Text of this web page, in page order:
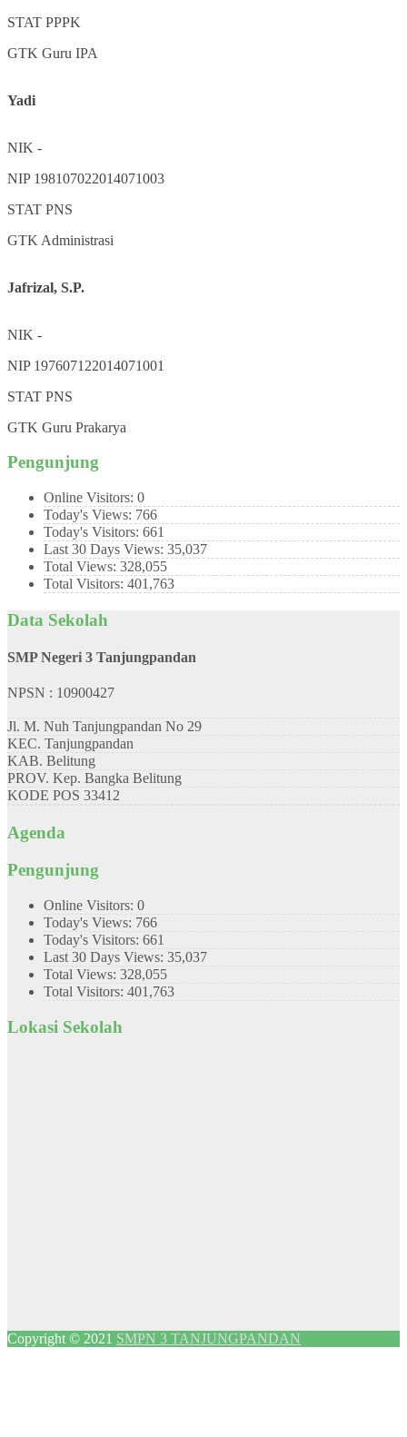
STAT PPPK
GTK Guru IPA
Yadi
NIK -
NIP 198107022014071003
STAT PNS
GTK Administrasi
Jafrizal, S.P.
NIK -
NIP 197607122014071001
STAT PNS
GTK Guru Prakarya
Pengunjung
Online Visitors: 0
Today's Views: 766
Today's Visitors: 661
Last 30 Days Views: 35,037
Total Views: 328,055
Total Visitors: 401,763
Data Sekolah
SMP Negeri 3 Tanjungpandan
NPSN : 10900427
Jl. M. Nuh Tanjungpandan No 29
KEC. Tanjungpandan
KAB. Belitung
PROV. Kep. Bangka Belitung
KODE POS 33412
Agenda
Pengunjung
Online Visitors: 0
Today's Views: 766
Today's Visitors: 661
Last 30 Days Views: 35,037
Total Views: 328,055
Total Visitors: 401,763
Lokasi Sekolah
Copyright © 2021 SMPN 3 TANJUNGPANDAN